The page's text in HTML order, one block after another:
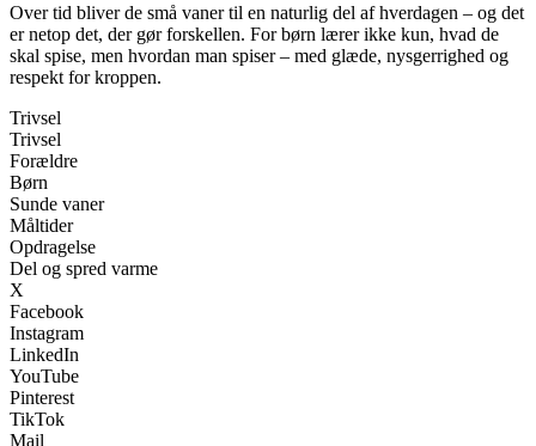
Over tid bliver de små vaner til en naturlig del af hverdagen – og det
er netop det, der gør forskellen. For børn lærer ikke kun, hvad de
skal spise, men hvordan man spiser – med glæde, nysgerrighed og
respekt for kroppen.
Trivsel
Trivsel
Forældre
Børn
Sunde vaner
Måltider
Opdragelse
Del og spred varme
X
Facebook
Instagram
LinkedIn
YouTube
Pinterest
TikTok
Mail